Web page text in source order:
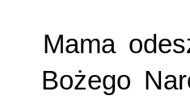
Mama
Bożego